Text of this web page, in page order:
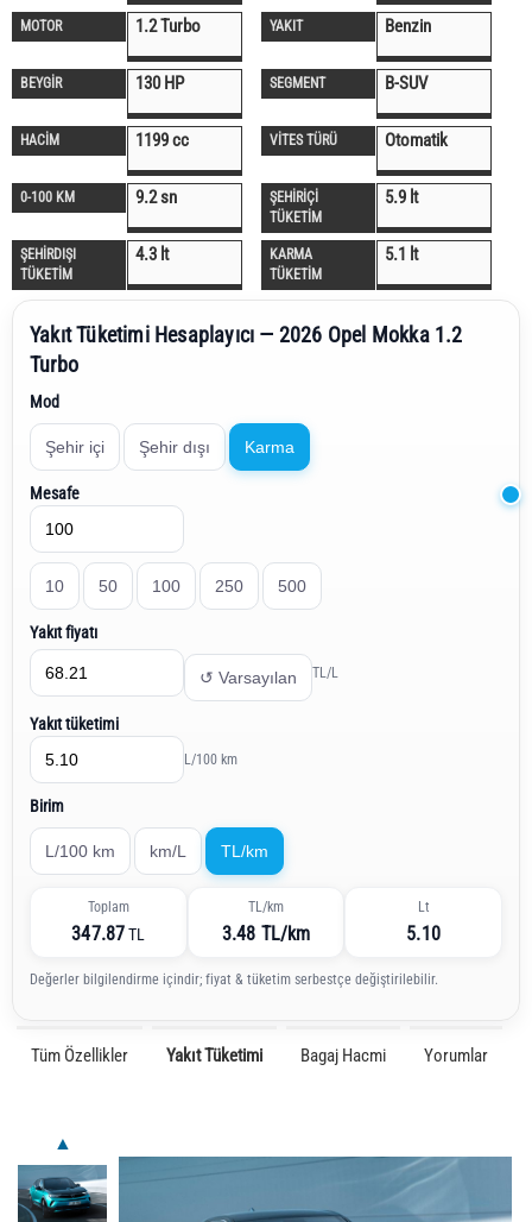
MOTOR 1.2 Turbo YAKIT Benzin
BEYGİR 130 HP SEGMENT B-SUV
HACİM 1199 cc VİTES TÜRÜ Otomatik
0-100 KM 9.2 sn
ŞEHİRİÇİ
TÜKETİM
5.9 lt
ŞEHİRDIŞI
TÜKETİM
4.3 lt
KARMA
TÜKETİM
5.1 lt
Yakıt Tüketimi Hesaplayıcı — 2026 Opel Mokka 1.2
Turbo
Mod
Şehir içi Şehir dışı Karma
Mesafe
10 50 100 250 500
Yakıt fiyatı
↺ Varsayılan TL/L
Yakıt tüketimi
L/100 km
Birim
L/100 km km/L TL/km
Toplam
347.87TL
TL/km
3.48 TL/km
Lt
5.10
Değerler bilgilendirme içindir; fiyat & tüketim serbestçe değiştirilebilir.
Tüm Özellikler Yakıt Tüketimi Bagaj Hacmi Yorumlar
▲